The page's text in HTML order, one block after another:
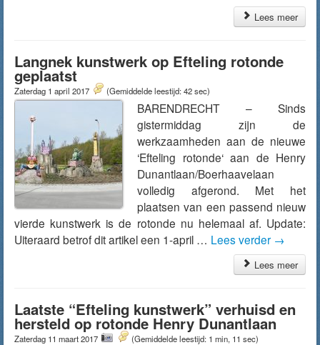
Lees meer
Langnek kunstwerk op Efteling rotonde
geplaatst
Zaterdag 1 april 2017 (Gemiddelde leestijd: 42 sec)
BARENDRECHT – Sinds
gistermiddag zijn de
werkzaamheden aan de nieuwe
‘Efteling rotonde‘ aan de Henry
Dunantlaan/Boerhaavelaan
volledig afgerond. Met het
plaatsen van een passend nieuw
vierde kunstwerk is de rotonde nu helemaal af. Update:
Uiteraard betrof dit artikel een 1-april … Lees verder →
Lees meer
Laatste “Efteling kunstwerk” verhuisd en
hersteld op rotonde Henry Dunantlaan
Zaterdag 11 maart 2017 (Gemiddelde leestijd: 1 min, 11 sec)